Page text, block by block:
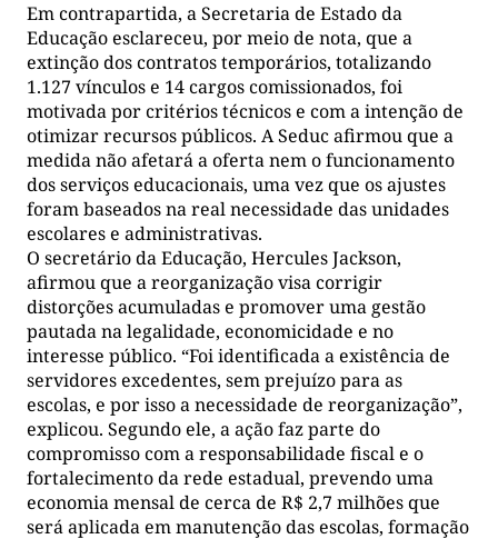
Em contrapartida, a Secretaria de Estado da
Educação esclareceu, por meio de nota, que a
extinção dos contratos temporários, totalizando
1.127 vínculos e 14 cargos comissionados, foi
motivada por critérios técnicos e com a intenção de
otimizar recursos públicos. A Seduc afirmou que a
medida não afetará a oferta nem o funcionamento
dos serviços educacionais, uma vez que os ajustes
foram baseados na real necessidade das unidades
escolares e administrativas.
O secretário da Educação, Hercules Jackson,
afirmou que a reorganização visa corrigir
distorções acumuladas e promover uma gestão
pautada na legalidade, economicidade e no
interesse público. “Foi identificada a existência de
servidores excedentes, sem prejuízo para as
escolas, e por isso a necessidade de reorganização”,
explicou. Segundo ele, a ação faz parte do
compromisso com a responsabilidade fiscal e o
fortalecimento da rede estadual, prevendo uma
economia mensal de cerca de R$ 2,7 milhões que
será aplicada em manutenção das escolas, formação